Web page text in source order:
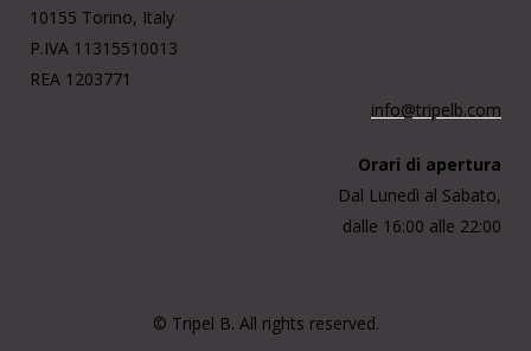
10155 Torino, Italy
P.IVA 11315510013
REA 1203771
info@tripelb.com
Orari di apertura
Dal Lunedì al Sabato,
dalle 16:00 alle 22:00
© Tripel B. All rights reserved.